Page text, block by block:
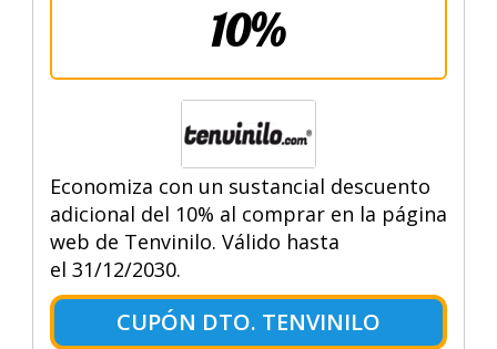
10%
Economiza con un sustancial descuento
adicional del 10% al comprar en la página
web de Tenvinilo. Válido hasta
el 31/12/2030.
CUPÓN DTO. TENVINILO